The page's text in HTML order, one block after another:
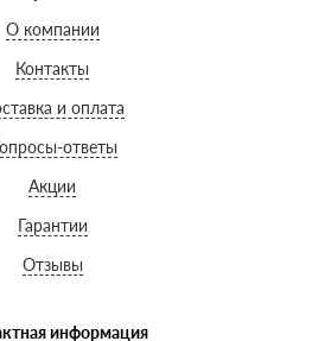
О компании
Контакты
и оплата
ответы
Акции
Гарантии
Отзывы
информация